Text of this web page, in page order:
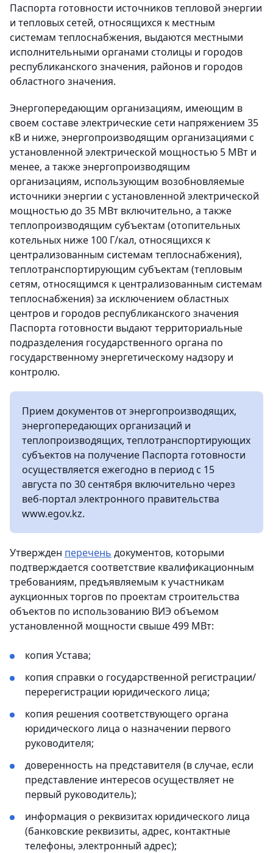
Паспорта готовности источников тепловой энергии
и тепловых сетей, относящихся к местным
системам теплоснабжения, выдаются местными
исполнительными органами столицы и городов
республиканского значения, районов и городов
областного значения.
Энергопередающим организациям, имеющим в
своем составе электрические сети напряжением 35
кВ и ниже, энергопроизводящим организациями с
установленной электрической мощностью 5 МВт и
менее, а также энергопроизводящим
организациям, использующим возобновляемые
источники энергии с установленной электрической
мощностью до 35 МВт включительно, а также
теплопроизводящим субъектам (отопительных
котельных ниже 100 Г/кал, относящихся к
централизованным системам теплоснабжения),
теплотранспортирующим субъектам (тепловым
сетям, относящимся к централизованным системам
теплоснабжения) за исключением областных
центров и городов республиканского значения
Паспорта готовности выдают территориальные
подразделения государственного органа по
государственному энергетическому надзору и
контролю.
Прием документов от энергопроизводящих,
энергопередающих организаций и
теплопроизводящих, теплотранспортирующих
субъектов на получение Паспорта готовности
осуществляется ежегодно в период с 15
августа по 30 сентября включительно через
веб-портал электронного правительства
www.egov.kz.
Утвержден перечень документов, которыми
подтверждается соответствие квалификационным
требованиям, предъявляемым к участникам
аукционных торгов по проектам строительства
объектов по использованию ВИЭ объемом
установленной мощности свыше 499 МВт:
копия Устава;
копия справки о государственной регистрации/
перерегистрации юридического лица;
копия решения соответствующего органа
юридического лица о назначении первого
руководителя;
доверенность на представителя (в случае, если
представление интересов осуществляет не
первый руководитель);
информация о реквизитах юридического лица
(банковские реквизиты, адрес, контактные
телефоны, электронный адрес);